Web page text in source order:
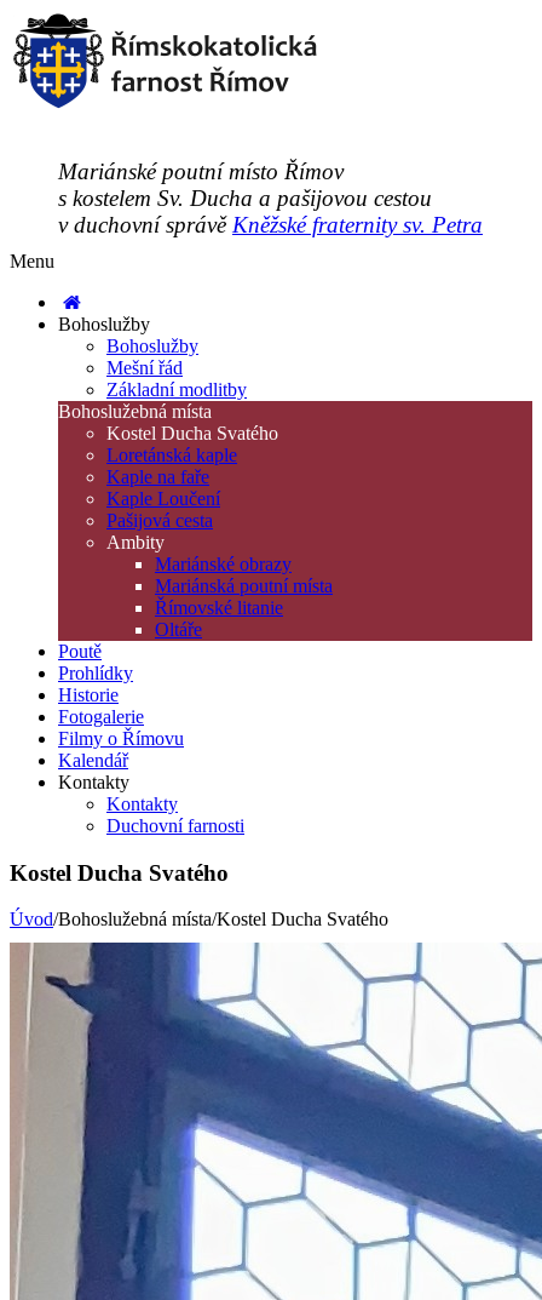
Mariánské poutní místo Římov
s kostelem Sv. Ducha a pašijovou cestou
v duchovní správě Kněžské fraternity sv. Petra
Menu
Bohoslužby
Bohoslužby
Mešní řád
Základní modlitby
Bohoslužebná místa
Kostel Ducha Svatého
Loretánská kaple
Kaple na faře
Kaple Loučení
Pašijová cesta
Ambity
Mariánské obrazy
Mariánská poutní místa
Římovské litanie
Oltáře
Poutě
Prohlídky
Historie
Fotogalerie
Filmy o Římovu
Kalendář
Kontakty
Kontakty
Duchovní farnosti
Kostel Ducha Svatého
Úvod/Bohoslužebná místa/Kostel Ducha Svatého